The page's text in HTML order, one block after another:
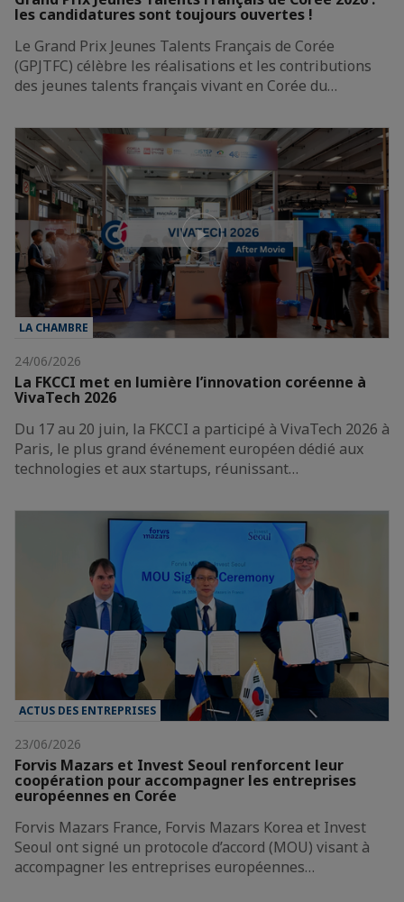
les candidatures sont toujours ouvertes !
Le Grand Prix Jeunes Talents Français de Corée
(GPJTFC) célèbre les réalisations et les contributions
des jeunes talents français vivant en Corée du…
LA CHAMBRE
24/06/2026
La FKCCI met en lumière l’innovation coréenne à
VivaTech 2026
Du 17 au 20 juin, la FKCCI a participé à VivaTech 2026 à
Paris, le plus grand événement européen dédié aux
technologies et aux startups, réunissant…
ACTUS DES ENTREPRISES
23/06/2026
Forvis Mazars et Invest Seoul renforcent leur
coopération pour accompagner les entreprises
européennes en Corée
Forvis Mazars France, Forvis Mazars Korea et Invest
Seoul ont signé un protocole d’accord (MOU) visant à
accompagner les entreprises européennes…